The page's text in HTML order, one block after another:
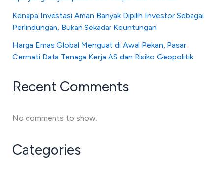
Kenapa Investasi Aman Banyak Dipilih Investor Sebagai
Perlindungan, Bukan Sekadar Keuntungan
Harga Emas Global Menguat di Awal Pekan, Pasar
Cermati Data Tenaga Kerja AS dan Risiko Geopolitik
Recent Comments
No comments to show.
Categories